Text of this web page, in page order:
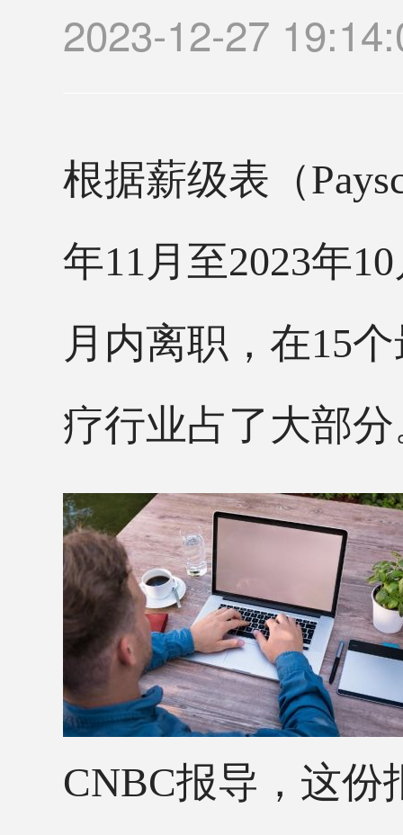
2023-12-27
根据薪级表（
年11月至2023年
月内离职，在15
疗行业占了大部
CNBC报导，这